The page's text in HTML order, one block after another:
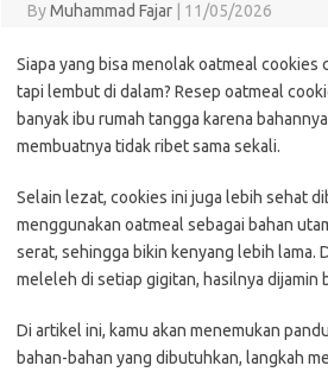
ByMuhammad Fajar 11/05/2026
Siapa yang bisa menolak oatmeal cookies
tapi lembut di dalam? Resep oatmeal
banyak ibu rumah tangga karena
membuatnya tidak ribet sama sekali.
Selain lezat, cookies ini juga lebih sehat
menggunakan oatmeal sebagai bahan
serat, sehingga bikin kenyang lebih lama.
meleleh di setiap gigitan, hasilnya dijamin
Di artikel ini, kamu akan menemukan
bahan-bahan yang dibutuhkan, langkah